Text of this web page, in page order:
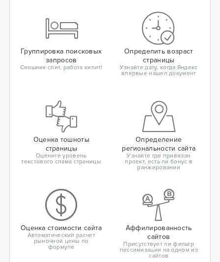
Группировка поисковых
запросов
Сеошник спит, работа кипит!
Определить возраст
страницы
Узнайте дату, когда Яндекс
впервые нашел документ
Оценка тошноты
страницы
Оцените уровень
текстового спама страницы
Определение
региональности сайта
Узнайте где привязан
проект, есть ли бонус в
ранжировании
Оценка стоимости сайта
Автоматический расчет
рыночной цены по
формуле
Аффилированность
сайтов
Присутствует ли фильтр
пессимизации на одном из
сайтов